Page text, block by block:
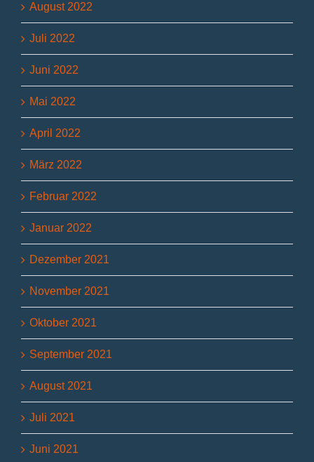
August 2022
Juli 2022
Juni 2022
Mai 2022
April 2022
März 2022
Februar 2022
Januar 2022
Dezember 2021
November 2021
Oktober 2021
September 2021
August 2021
Juli 2021
Juni 2021